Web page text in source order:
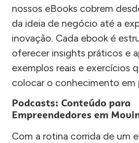
nossos eBooks cobrem
da ideia de negócio até a
inovação. Cada ebook é
oferecer insights práticos e
exemplos reais e exercícios
colocar o conhecimento em
Podcasts: Conteúdo para
Empreendedores em
Com a rotina corrida de um